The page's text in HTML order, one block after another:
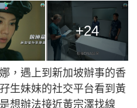
+24
，遇上到新加坡辦事的香
生妹妹的社交平台看到黃
想辦法接近黃宗澤找線